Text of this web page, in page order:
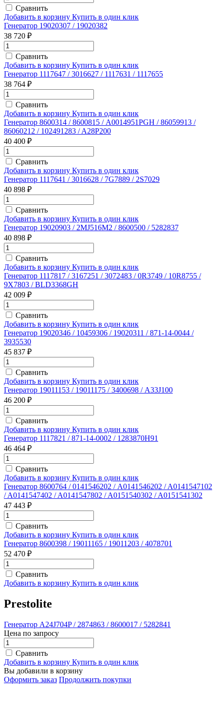
Сравнить
Добавить в корзину Купить в один клик
Генератор 19020307 / 19020382
38 720 ₽
Сравнить
Добавить в корзину Купить в один клик
Генератор 1117647 / 3016627 / 1117631 / 1117655
38 764 ₽
Сравнить
Добавить в корзину Купить в один клик
Генератор 8600314 / 8600815 / A0014951PGH / 86059913 /
86060212 / 102491283 / A28P200
40 400 ₽
Сравнить
Добавить в корзину Купить в один клик
Генератор 1117641 / 3016628 / 7G7889 / 2S7029
40 898 ₽
Сравнить
Добавить в корзину Купить в один клик
Генератор 19020903 / 2MJ516M2 / 8600500 / 5282837
40 898 ₽
Сравнить
Добавить в корзину Купить в один клик
Генератор 1117817 / 3167251 / 3072483 / 0R3749 / 10R8755 /
9X7803 / BLD3368GH
42 009 ₽
Сравнить
Добавить в корзину Купить в один клик
Генератор 19020346 / 10459306 / 19020311 / 871-14-0044 /
3935530
45 837 ₽
Сравнить
Добавить в корзину Купить в один клик
Генератор 19011153 / 19011175 / 3400698 / A33J100
46 200 ₽
Сравнить
Добавить в корзину Купить в один клик
Генератор 1117821 / 871-14-0002 / 1283870H91
46 464 ₽
Сравнить
Добавить в корзину Купить в один клик
Генератор 8600764 / 0141546202 / A0141546202 / A0141547102
/ A0141547402 / A0141547802 / A0151540302 / A0151541302
47 443 ₽
Сравнить
Добавить в корзину Купить в один клик
Генератор 8600398 / 19011165 / 19011203 / 4078701
52 470 ₽
Сравнить
Добавить в корзину Купить в один клик
Prestolite
Генератор A24J704P / 2874863 / 8600017 / 5282841
Цена по запросу
Сравнить
Добавить в корзину Купить в один клик
Вы добавили в корзину
Оформить заказ Продолжить покупки